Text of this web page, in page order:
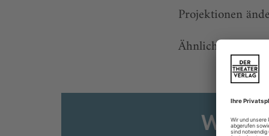
Projektionen
Ähnlich einfach,